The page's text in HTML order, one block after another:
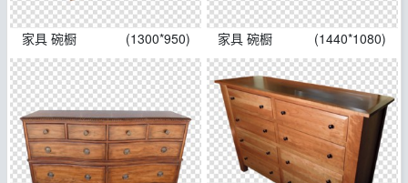
家具 碗橱 (1300*950) 家具 碗橱 (1440*1080)